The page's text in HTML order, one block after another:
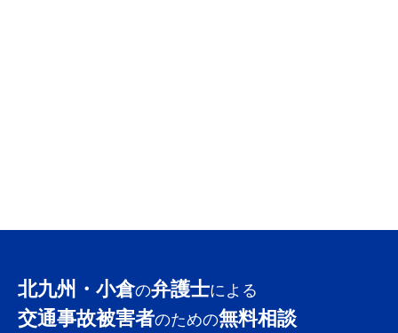
北九州・小倉の弁護士による
交通事故被害者のための無料相談